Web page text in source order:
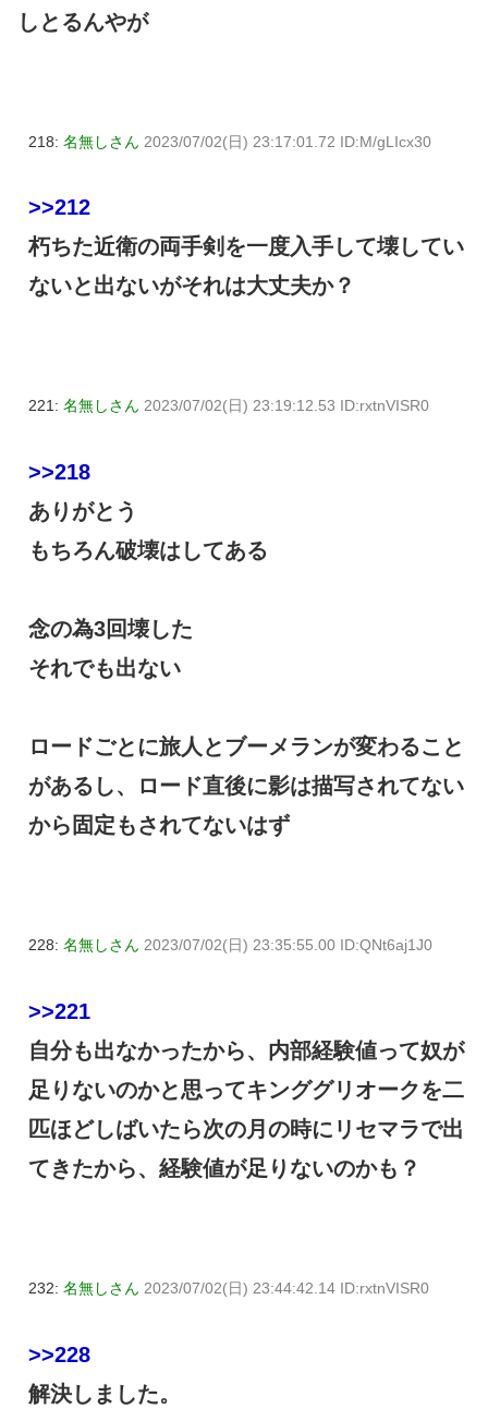
しとるんやが
218: 名無しさん 2023/07/02(日) 23:17:01.72 ID:M/gLIcx30
>>212
朽ちた近衛の両手剣を一度入手して壊してい
ないと出ないがそれは大丈夫か？
221: 名無しさん 2023/07/02(日) 23:19:12.53 ID:rxtnVISR0
>>218
ありがとう
もちろん破壊はしてある
念の為3回壊した
それでも出ない
ロードごとに旅人とブーメランが変わること
があるし、ロード直後に影は描写されてない
から固定もされてないはず
228: 名無しさん 2023/07/02(日) 23:35:55.00 ID:QNt6aj1J0
>>221
自分も出なかったから、内部経験値って奴が
足りないのかと思ってキンググリオークを二
匹ほどしばいたら次の月の時にリセマラで出
てきたから、経験値が足りないのかも？
232: 名無しさん 2023/07/02(日) 23:44:42.14 ID:rxtnVISR0
>>228
解決しました。